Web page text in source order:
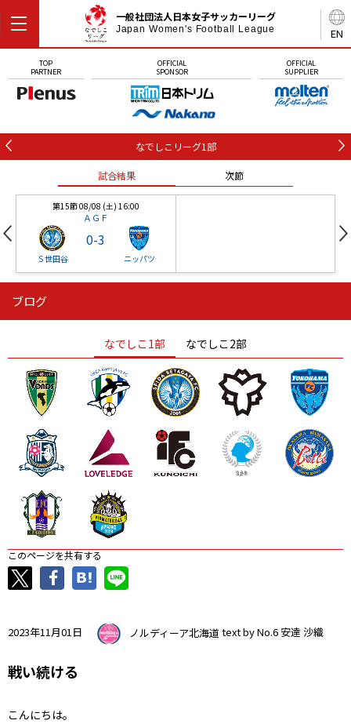
EN
一般社団法人日本女子サッカーリーグ
Japan Women's Football League
TOP
PARTNER
OFFICIAL
SPONSOR
OFFICIAL
SUPPLIER
なでしこリーグ1部
試合結果 次節
第15節 08/08 (土) 16:00
ＡＧＦ
Ｓ世田谷
0-3
ニッパツ
ニッパツ
ニッパツ 名古屋
石人の星
静岡 愛媛Ｌ
ブログ
なでしこ1部 なでしこ2部
このページを共有する
2023年11月01日 ノルディーア北海道 text by No.6 安達 沙織
戦い続ける
こんにちは。